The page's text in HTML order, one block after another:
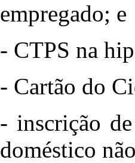
empregado; e
- CTPS na
- Cartão do
- inscrição
doméstico